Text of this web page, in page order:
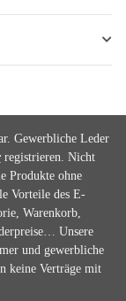
Gewerbliche Leder
registrieren. Nicht
Produkte ohne
Vorteile des E-
Warenkorb,
Unsere
und gewerbliche
keine Verträge mit